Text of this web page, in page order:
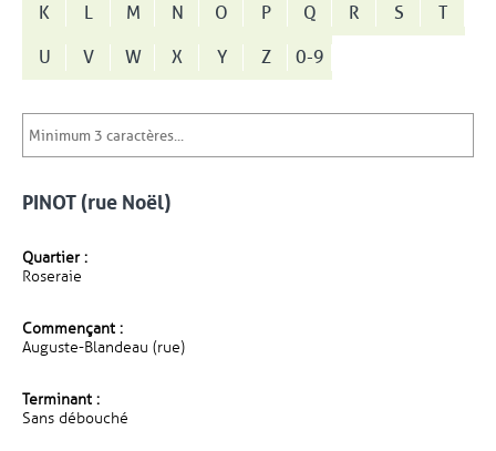
K
L M N O P Q R S
T
U
V W X Y Z 0-9
PINOT (rue Noël)
Quartier :
Roseraie
Commençant :
Auguste-Blandeau (rue)
Terminant :
Sans débouché